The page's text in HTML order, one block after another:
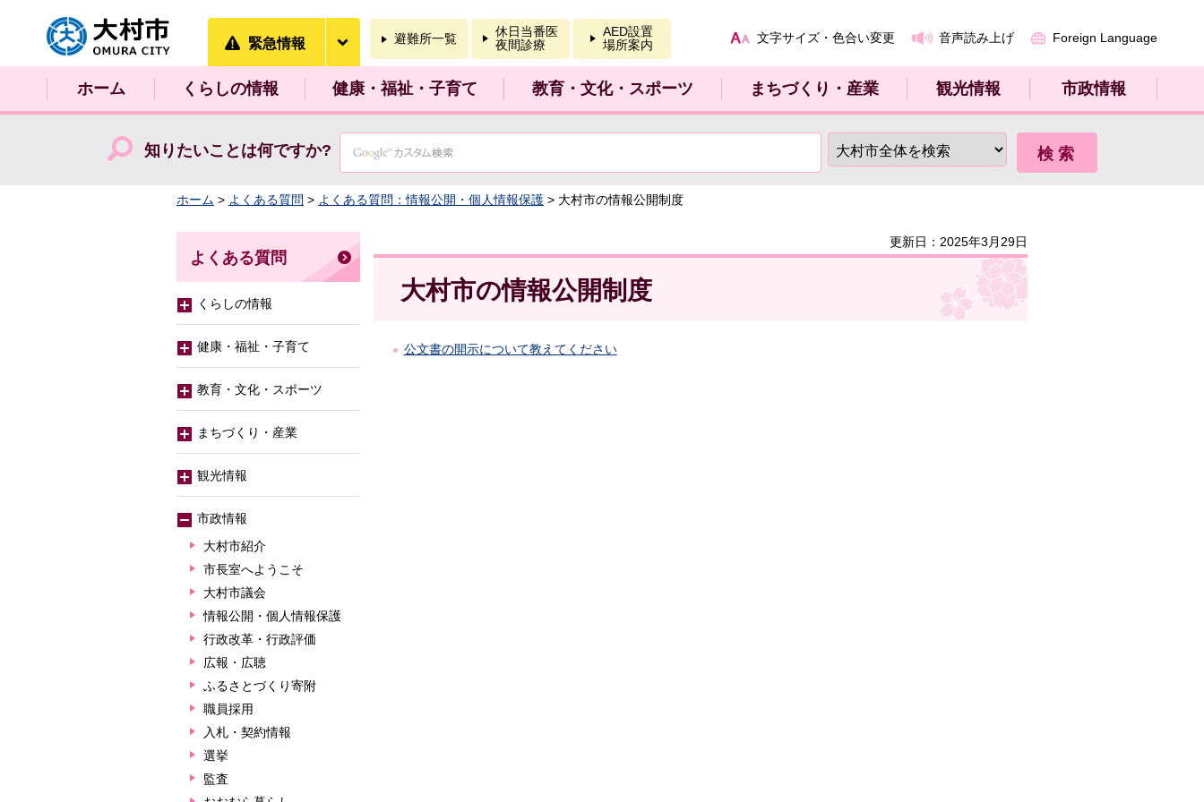
大村市
緊急情報 避難所一覧
休日当番医
夜間診療
AED設置
場所案内
文字サイズ・色合い変更 音声読み上げ Foreign Language
ホーム くらしの情報 健康・福祉・子育て 教育・文化・スポーツ まちづくり・産業 観光情報 市政情報
知りたいことは何ですか?
ホーム > よくある質問 > よくある質問：情報公開・個人情報保護 > 大村市の情報公開制度
更新日：2025年3月29日
大村市の情報公開制度
公文書の開示について教えてください
よくある質問
くらしの情報
健康・福祉・子育て
教育・文化・スポーツ
まちづくり・産業
観光情報
市政情報
大村市紹介
市長室へようこそ
大村市議会
情報公開・個人情報保護
行政改革・行政評価
広報・広聴
ふるさとづくり寄附
職員採用
入札・契約情報
選挙
監査